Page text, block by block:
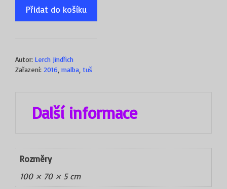
Přidat do košíku
Autor: Lerch Jindřich
Zařazení: 2016, malba, tuš
Další informace
Rozměry
100 × 70 × 5 cm